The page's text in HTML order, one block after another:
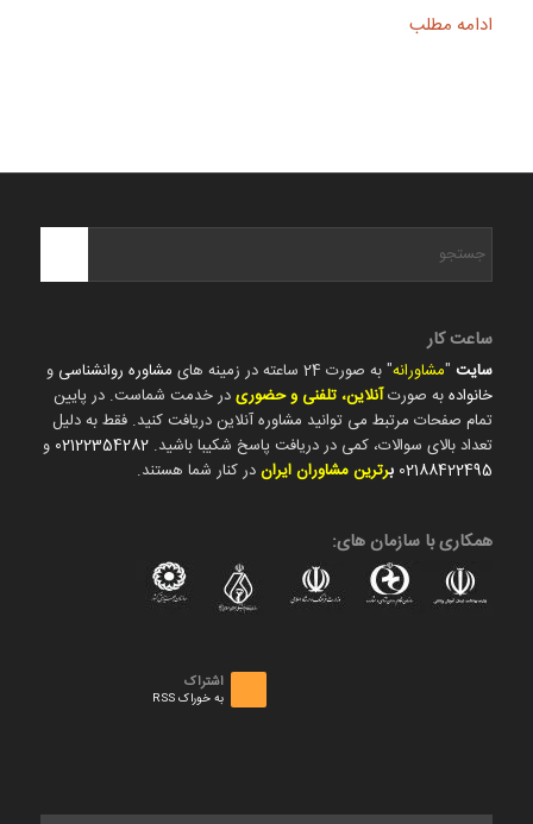
ادامه مطلب
ساعت کار
سایت"مشاورانه" به صورت 24 ساعته در زمینه های مشاوره روانشناسی و
خانوادهبه صورتآنلاین، تلفنی و حضوریدر خدمت شماست. در پایین
تمام صفحات مرتبط می توانید مشاوره آنلاین دریافت کنید. فقط به دلیل
تعداد بالای سوالات، کمی در دریافت پاسخ شکیبا باشید. 02122354282 و
02188422495 برترین مشاوران ایراندر کنار شما هستند.
همکاری با سازمان های:
اشتراک
به خوراک RSS